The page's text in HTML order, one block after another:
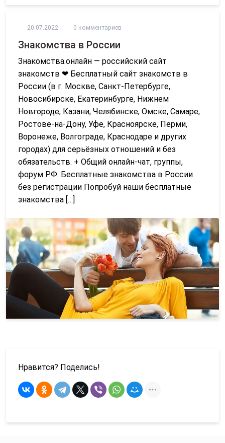
20.07.2022 0 комментариев
Знакомства в России
Знакомства.онлайн — российский сайт
знакомств ❤ Бесплатный сайт знакомств в
России (в г. Москве, Санкт-Петербурге,
Новосибирске, Екатеринбурге, Нижнем
Новгороде, Казани, Челябинске, Омске, Самаре,
Ростове-на-Дону, Уфе, Красноярске, Перми,
Воронеже, Волгограде, Краснодаре и других
городах) для серьёзных отношений и без
обязательств. + Общий онлайн-чат, группы,
форум РФ. Бесплатные знакомства в России
без регистрации Попробуй наши бесплатные
знакомства […]
Нравится? Поделись!